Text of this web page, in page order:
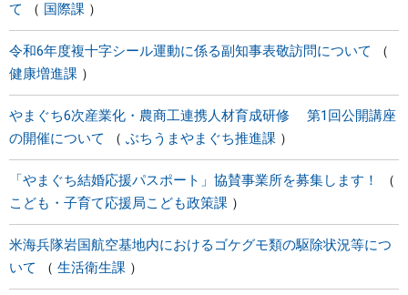
て
国際課
令和6年度複十字シール運動に係る副知事表敬訪問について
健康増進課
やまぐち6次産業化・農商工連携人材育成研修 第1回公開講座
の開催について
ぶちうまやまぐち推進課
「やまぐち結婚応援パスポート」協賛事業所を募集します！
こども・子育て応援局こども政策課
米海兵隊岩国航空基地内におけるゴケグモ類の駆除状況等につ
いて
生活衛生課